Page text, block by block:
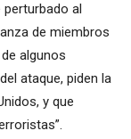
al
de miembros
algunos
ataque, piden la
y que